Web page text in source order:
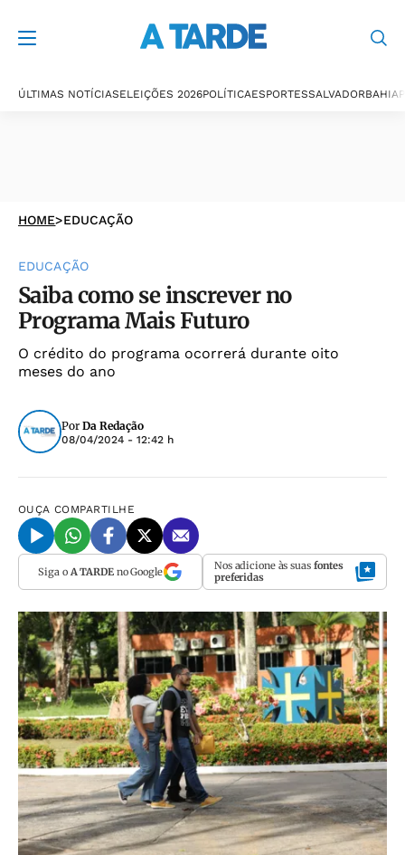
ÚLTIMAS NOTÍCIASELEIÇÕES 2026POLÍTICAESPORTESSALVADORBAHIA
HOME>EDUCAÇÃO
EDUCAÇÃO
Saiba como se inscrever no
Programa Mais Futuro
O crédito do programa ocorrerá durante oito
meses do ano
Por Da Redação
08/04/2024 - 12:42 h
OUÇA COMPARTILHE
Siga o A TARDEno Google Nos adicione às suas fontes
preferidas